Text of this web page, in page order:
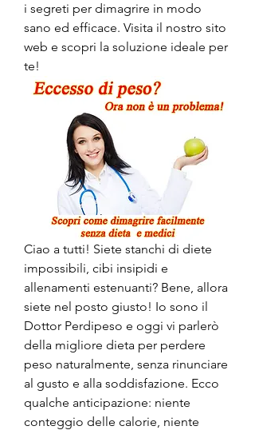
i segreti per dimagrire in modo
sano ed efficace. Visita il nostro sito
web e scopri la soluzione ideale per
te!
Ciao a tutti! Siete stanchi di diete
impossibili, cibi insipidi e
allenamenti estenuanti? Bene, allora
siete nel posto giusto! Io sono il
Dottor Perdipeso e oggi vi parlerò
della migliore dieta per perdere
peso naturalmente, senza rinunciare
al gusto e alla soddisfazione. Ecco
qualche anticipazione: niente
conteggio delle calorie, niente